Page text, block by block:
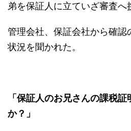
弟を保証人に立ていざ審査へ
管理会社、保証会社から確認
状況を聞かれた。
「保証人のお兄さんの課税
か？」